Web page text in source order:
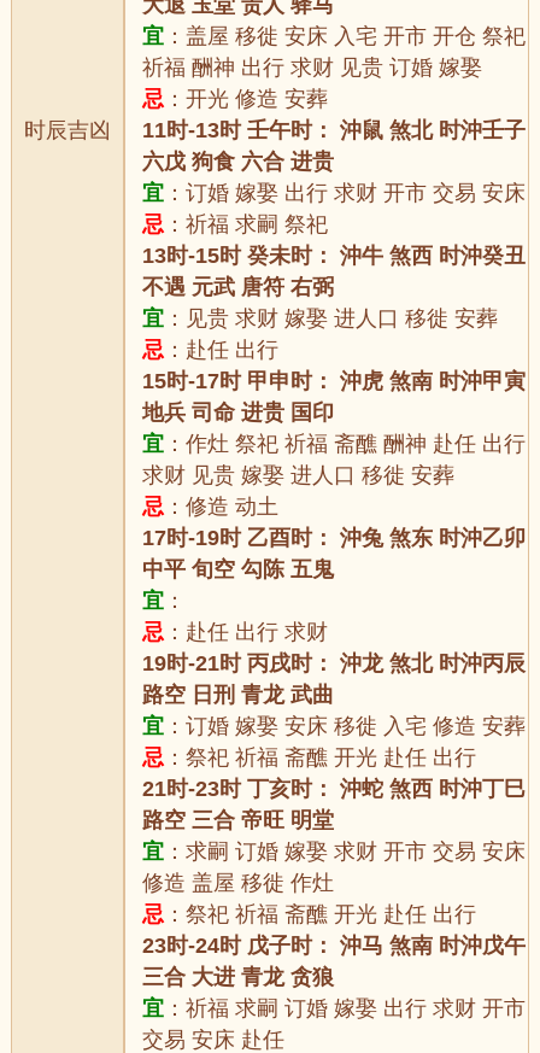
时辰吉凶
大退 玉堂 贵人 驿马
宜 ：盖屋 移徙 安床 入宅 开市 开仓 祭祀
祈福 酬神 出行 求财 见贵 订婚 嫁娶
忌 ：开光 修造 安葬
11时-13时 壬午时： 沖鼠 煞北 时沖壬子
六戊 狗食 六合 进贵
宜 ：订婚 嫁娶 出行 求财 开市 交易 安床
忌 ：祈福 求嗣 祭祀
13时-15时 癸未时： 沖牛 煞西 时沖癸丑
不遇 元武 唐符 右弼
宜 ：见贵 求财 嫁娶 进人口 移徙 安葬
忌 ：赴任 出行
15时-17时 甲申时： 沖虎 煞南 时沖甲寅
地兵 司命 进贵 国印
宜 ：作灶 祭祀 祈福 斋醮 酬神 赴任 出行
求财 见贵 嫁娶 进人口 移徙 安葬
忌 ：修造 动土
17时-19时 乙酉时： 沖兔 煞东 时沖乙卯
中平 旬空 勾陈 五鬼
宜 ：
忌 ：赴任 出行 求财
19时-21时 丙戌时： 沖龙 煞北 时沖丙辰
路空 日刑 青龙 武曲
宜 ：订婚 嫁娶 安床 移徙 入宅 修造 安葬
忌 ：祭祀 祈福 斋醮 开光 赴任 出行
21时-23时 丁亥时： 沖蛇 煞西 时沖丁巳
路空 三合 帝旺 明堂
宜 ：求嗣 订婚 嫁娶 求财 开市 交易 安床
修造 盖屋 移徙 作灶
忌 ：祭祀 祈福 斋醮 开光 赴任 出行
23时-24时 戊子时： 沖马 煞南 时沖戊午
三合 大进 青龙 贪狼
宜 ：祈福 求嗣 订婚 嫁娶 出行 求财 开市
交易 安床 赴任